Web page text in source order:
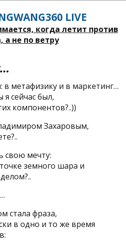
LIVE
когда летит против
а не по ветру
метафизику и в маркетинг…
я сейчас был,
компонентов?..))
Захаровым,
свою мечту:
земного шара и
стала фраза,
в одно и то же время